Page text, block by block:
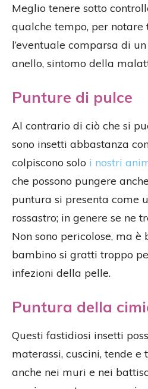
Meglio tenere sotto
qualche tempo, per
l’eventuale comparsa di
anello, sintomo della
Punture di pulce
Al contrario di ciò che si
sono insetti abbastanza
colpiscono solo i nostri
che possono pungere
puntura si presenta come
rossastro; in genere se ne
Non sono pericolose, ma è
bambino si gratti troppo
infezioni della pelle.
Puntura della
Questi fastidiosi insetti
materassi, cuscini, tende e
anche nei muri e nei